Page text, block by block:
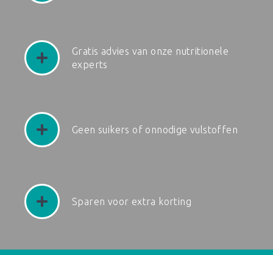
Gratis advies van onze nutritionele
experts
Geen suikers of onnodige vulstoffen
Sparen voor extra korting